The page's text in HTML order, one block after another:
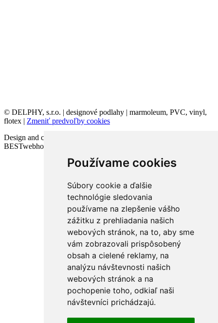
Používame cookies
Súbory cookie a ďalšie
technológie sledovania
používame na zlepšenie vášho
zážitku z prehliadania našich
webových stránok, na to, aby sme
vám zobrazovali prispôsobený
obsah a cielené reklamy, na
analýzu návštevnosti našich
webových stránok a na
pochopenie toho, odkiaľ naši
návštevníci prichádzajú.
© DELPHY, s.r.o. | designové podlahy | marmoleum, PVC, vinyl,
flotex | Zmeniť predvoľby cookies
Design and code VICTORY-media.sk | Webhosting
BESTwebhosting.sk | 12.11.2025